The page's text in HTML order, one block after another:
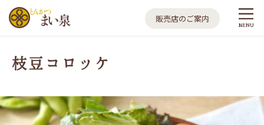
とんかつ まい泉
販売店のご案内
MENU
枝豆コロッケ